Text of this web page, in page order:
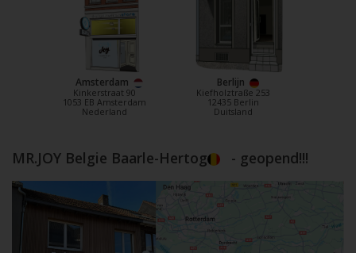
Amsterdam
Kinkerstraat 90
1053 EB Amsterdam
Nederland
Berlijn
Kiefholztraße 253
12435 Berlin
Duitsland
MR.JOY Belgie Baarle-Hertog - geopend!!!